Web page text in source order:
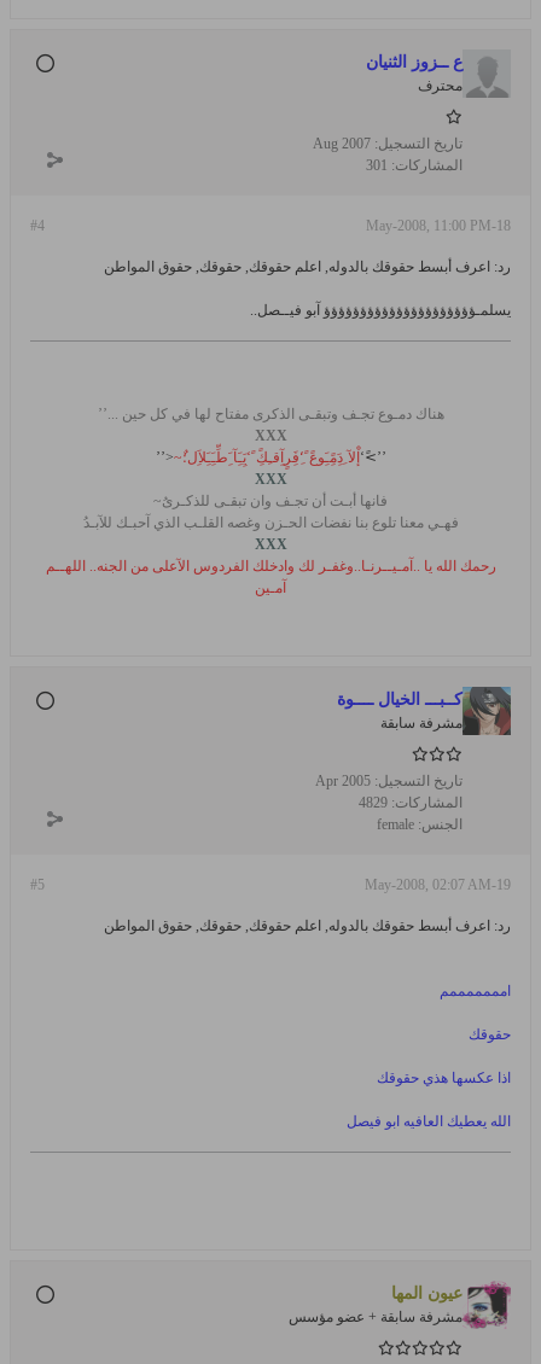
ع ــزوز الثنيان
محترف
تاريخ التسجيل: Aug 2007
المشاركات: 301
#4 18-May-2008, 11:00 PM
رد: اعرف أبسط حقوقك بالدوله, اعلم حقوقك, حقوقك, حقوق المواطن
يسلمـؤؤؤؤؤؤؤؤؤؤؤؤؤؤؤؤؤؤؤؤؤ آبو فيــصل..
هناك دمـوع تجـف وتبقـى الذكرى مفتاح لها في كل حين ...’’
XXX
’’>ً‘ إْلآ ِدَِمًِـَِوعً ً‘ِفَِرٍآِقـِكًِ ً‘يَِـَِآ َِطِّـَِـَِلاَِل؛ٌ~<’’
XXX
فانها أبـت أن تجـف وان تبقـى للذكـرىُ~
فهـي معنا تلوع بنا نفضات الحـزن وغصه القلـب الذي آحبـك للآبـدُ
XXX
رحمك الله يا ..آمـيــرنـا..وغفـر لك وادخلك الفردوس الآعلى من الجنه.. اللهــم
آمـين
كــبـــ الخيال ــــوة
مشرفة سابقة
تاريخ التسجيل: Apr 2005
المشاركات: 4829
الجنس: female
#5 19-May-2008, 02:07 AM
رد: اعرف أبسط حقوقك بالدوله, اعلم حقوقك, حقوقك, حقوق المواطن
امممممممم
حقوقك
اذا عكسها هذي حقوقك
الله يعطيك العافيه ابو فيصل
عيون المها
مشرفة سابقة + عضو مؤسس